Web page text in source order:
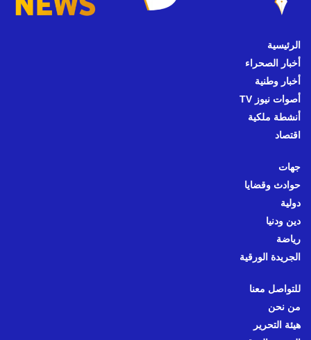
الرئيسية
أخبار الصحراء
أخبار وطنية
أصوات نيوز TV
أنشطة ملكية
اقتصاد
جهات
حوادث وقضايا
دولية
دين ودنيا
رياضة
الجريدة الورقية
للتواصل معنا
من نحن
هيئة التحرير